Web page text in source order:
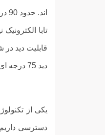
تابا
دید 75 درجه ای پدید می آورد.
یکی از
دسترسی داریم